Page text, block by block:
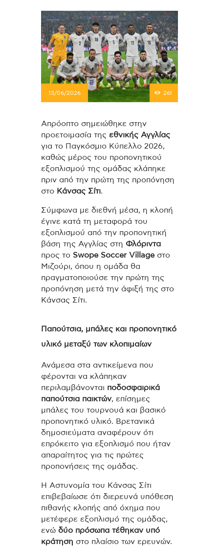
13/06/2026 261
Απρόοπτο σημειώθηκε στην
προετοιμασία της εθνικής Αγγλίας
για το Παγκόσμιο Κύπελλο 2026,
καθώς μέρος του προπονητικού
εξοπλισμού της ομάδας κλάπηκε
πριν από την πρώτη της προπόνηση
στο Κάνσας Σίτι.
Σύμφωνα με διεθνή μέσα, η κλοπή
έγινε κατά τη μεταφορά του
εξοπλισμού από την προπονητική
βάση της Αγγλίας στη Φλόριντα
προς το Swope Soccer Villageστο
Μιζούρι, όπου η ομάδα θα
πραγματοποιούσε την πρώτη της
προπόνηση μετά την άφιξή της στο
Κάνσας Σίτι.
Παπούτσια, μπάλες και προπονητικό
υλικό μεταξύ των κλοπιμαίων
Ανάμεσα στα αντικείμενα που
φέρονται να κλάπηκαν
περιλαμβάνονται ποδοσφαιρικά
παπούτσια παικτών, επίσημες
μπάλες του τουρνουά και βασικό
προπονητικό υλικό. Βρετανικά
δημοσιεύματα αναφέρουν ότι
επρόκειτο για εξοπλισμό που ήταν
απαραίτητος για τις πρώτες
προπονήσεις της ομάδας.
Η Αστυνομία του Κάνσας Σίτι
επιβεβαίωσε ότι διερευνά υπόθεση
πιθανής κλοπής από όχημα που
μετέφερε εξοπλισμό της ομάδας,
ενώ δύο πρόσωπα τέθηκαν υπό
κράτηση στο πλαίσιο των ερευνών.